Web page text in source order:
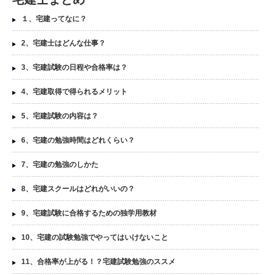
１、宅建ってなに？
2、宅建士はどんな仕事？
3、宅建試験の日程や合格率は？
4、宅建取得で得られるメリット
5、宅建試験の内容は？
6、宅建の勉強時間はどれくらい？
7、宅建の勉強のしかた
8、宅建スクールはどれがいいの？
9、宅建試験に合格するための独学用教材
10、宅建の試験勉強でやってはいけないこと
11、合格率が上がる！？宅建試験勉強のススメ